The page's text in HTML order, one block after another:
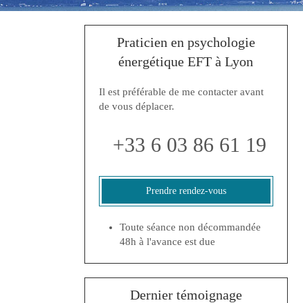
Praticien en psychologie
énergétique EFT à Lyon
Il est préférable de me contacter avant
de vous déplacer.
+33 6 03 86 61 19
Prendre rendez-vous
Toute séance non décommandée
48h à l'avance est due
Dernier témoignage